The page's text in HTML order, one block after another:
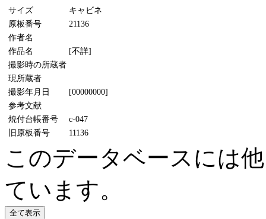
サイズ
キャビネ
原板番号
21136
作者名
作品名
[不詳]
撮影時の所蔵者
現所蔵者
撮影年月日
[00000000]
参考文献
焼付台帳番号
c-047
旧原板番号
11136
このデータベースには
ています。